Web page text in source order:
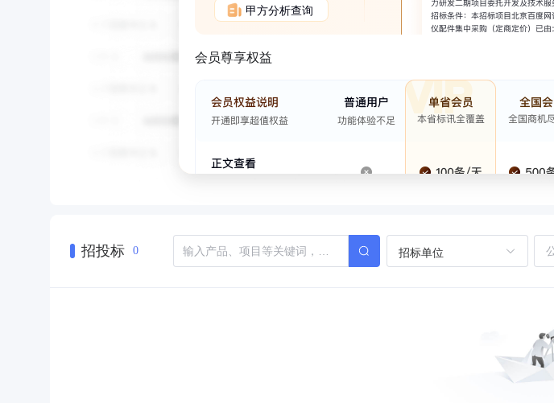
甲方分析查询
会员尊享权益
招投标 0 招标单位